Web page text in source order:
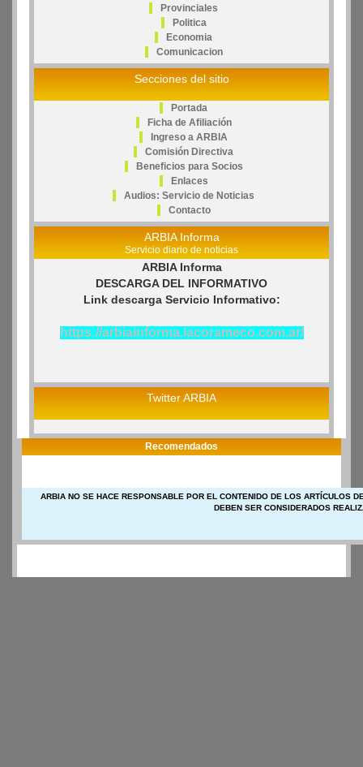
Provinciales
Politica
Economia
Comunicacion
Secciones del sitio
Portada
Ficha de Afiliación
Ingreso a ARBIA
Comisión Directiva
Beneficios para Socios
Enlaces
Audios: Servicio de Noticias
Contacto
ARBIA Informa
Servicio diario de noticias
ARBIA Informa
DESCARGA DEL INFORMATIVO
Link descarga Servicio Informativo:
https://arbiainforma.lacorameco.com.ar/
Twitter ARBIA
Recomendados
ARBIA NO SE HACE RESPONSABLE POR EL CONTENIDO DE LOS ARTÍCULOS
DEBEN SER CONSIDERADOS